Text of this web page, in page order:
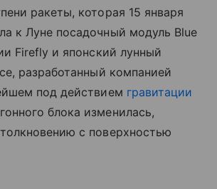
ракеты, которая 15 января
к Луне посадочный модуль Blue
Firefly и японский лунный
разработанный компанией
под действием гравитации
блока изменилась,
с поверхностью